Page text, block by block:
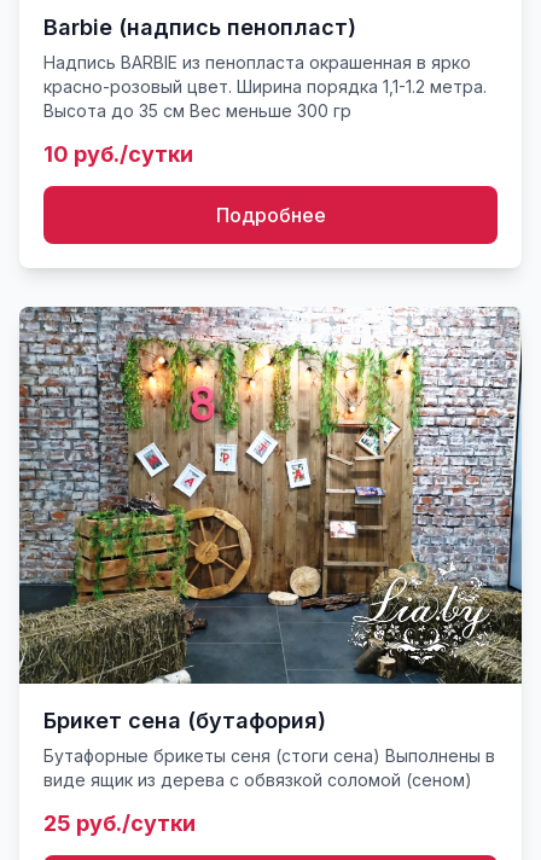
Barbie (надпись пенопласт)
Надпись BARBIE из пенопласта окрашенная в ярко
красно-розовый цвет. Ширина порядка 1,1-1.2 метра.
Высота до 35 см Вес меньше 300 гр
10 руб./сутки
Подробнее
Брикет сена (бутафория)
Бутафорные брикеты сеня (стоги сена) Выполнены в
виде ящик из дерева с обвязкой соломой (сеном)
25 руб./сутки